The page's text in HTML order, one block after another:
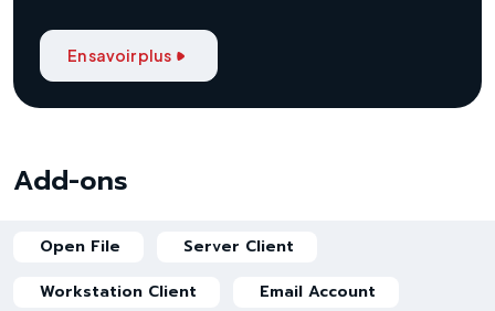
En savoir plus
Add-ons
Open File
Server Client
Workstation Client
Email Account